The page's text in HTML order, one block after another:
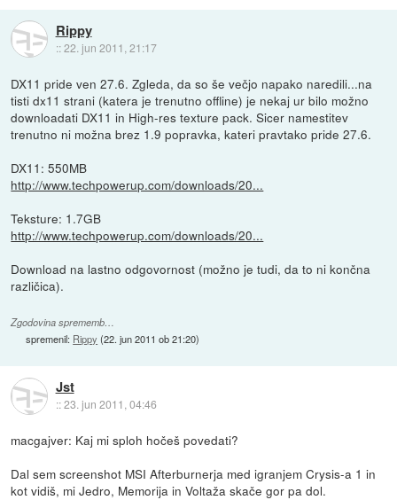
Rippy
::22. jun 2011, 21:17
DX11 pride ven 27.6. Zgleda, da so še večjo napako naredili...na
tisti dx11 strani (katera je trenutno offline) je nekaj ur bilo možno
downloadati DX11 in High-res texture pack. Sicer namestitev
trenutno ni možna brez 1.9 popravka, kateri pravtako pride 27.6.
DX11: 550MB
http://www.techpowerup.com/downloads/20...
Teksture: 1.7GB
http://www.techpowerup.com/downloads/20...
Download na lastno odgovornost (možno je tudi, da to ni končna
različica).
Zgodovina sprememb…
spremenil: Rippy (22. jun 2011 ob 21:20)
Jst
::23. jun 2011, 04:46
macgajver: Kaj mi sploh hočeš povedati?
Dal sem screenshot MSI Afterburnerja med igranjem Crysis-a 1 in
kot vidiš, mi Jedro, Memorija in Voltaža skače gor pa dol.